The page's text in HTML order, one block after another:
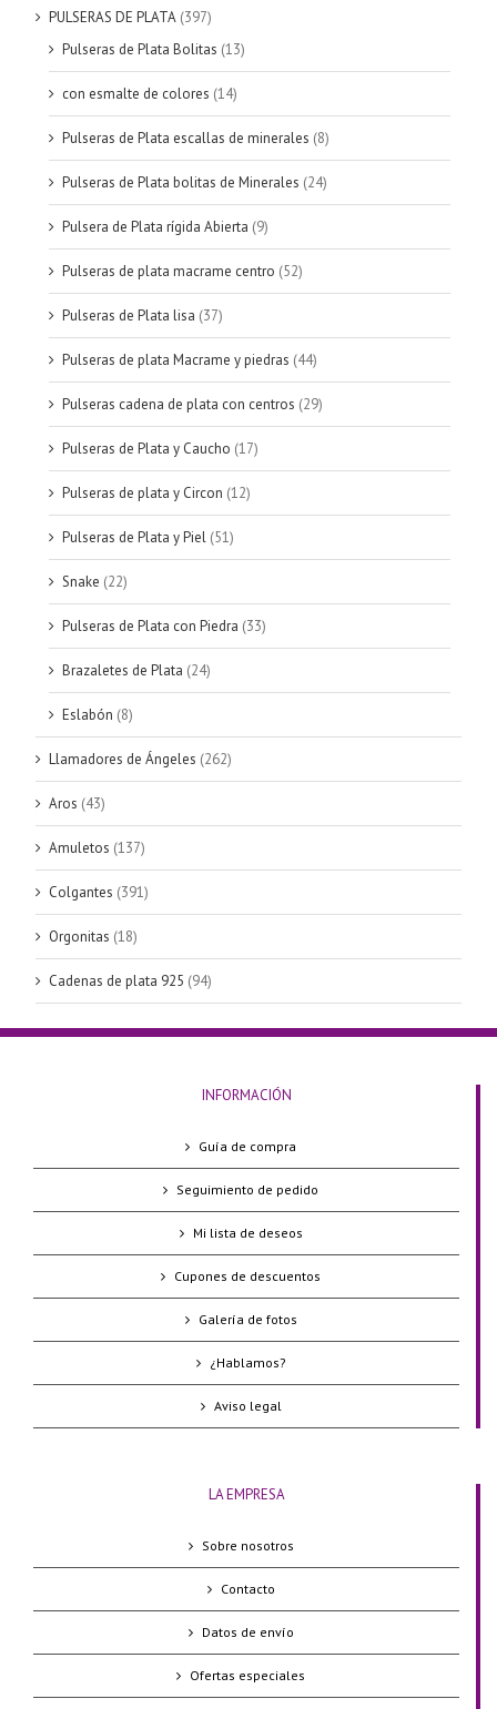
PULSERAS DE PLATA (397)
Pulseras de Plata Bolitas (13)
con esmalte de colores (14)
Pulseras de Plata escallas de minerales (8)
Pulseras de Plata bolitas de Minerales (24)
Pulsera de Plata rígida Abierta (9)
Pulseras de plata macrame centro (52)
Pulseras de Plata lisa (37)
Pulseras de plata Macrame y piedras (44)
Pulseras cadena de plata con centros (29)
Pulseras de Plata y Caucho (17)
Pulseras de plata y Circon (12)
Pulseras de Plata y Piel (51)
Snake (22)
Pulseras de Plata con Piedra (33)
Brazaletes de Plata (24)
Eslabón (8)
Llamadores de Ángeles (262)
Aros (43)
Amuletos (137)
Colgantes (391)
Orgonitas (18)
Cadenas de plata 925 (94)
INFORMACIÓN
Guía de compra
Seguimiento de pedido
Mi lista de deseos
Cupones de descuentos
Galería de fotos
¿Hablamos?
Aviso legal
LA EMPRESA
Sobre nosotros
Contacto
Datos de envío
Ofertas especiales